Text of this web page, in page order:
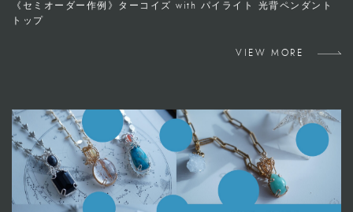
《セミオーダー作例》ターコイズ with パイライト 光背ペンダント
トップ
VIEW MORE